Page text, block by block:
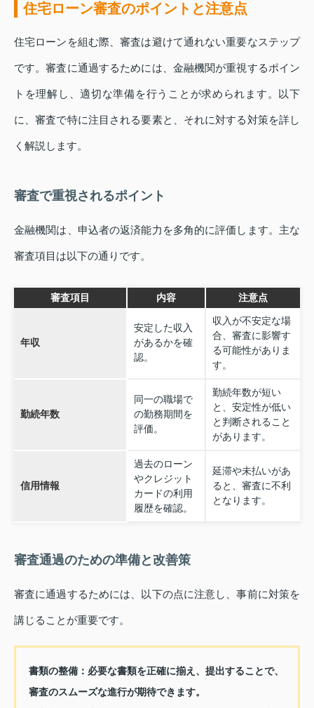
住宅ローン審査のポイントと注意点
住宅ローンを組む際、審査は避けて通れない重要なステップ
です。審査に通過するためには、金融機関が重視するポイン
トを理解し、適切な準備を行うことが求められます。以下
に、審査で特に注目される要素と、それに対する対策を詳し
く解説します。
審査で重視されるポイント
金融機関は、申込者の返済能力を多角的に評価します。主な
審査項目は以下の通りです。
審査項目 内容 注意点
年収
安定した収入
があるかを確
認。
収入が不安定な場
合、審査に影響す
る可能性がありま
す。
勤続年数
同一の職場で
の勤務期間を
評価。
勤続年数が短い
と、安定性が低い
と判断されること
があります。
信用情報
過去のローン
やクレジット
カードの利用
履歴を確認。
延滞や未払いがあ
ると、審査に不利
となります。
審査通過のための準備と改善策
審査に通過するためには、以下の点に注意し、事前に対策を
講じることが重要です。
書類の整備： 必要な書類を正確に揃え、提出することで、
審査のスムーズな進行が期待できます。